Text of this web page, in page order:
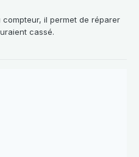
il permet de réparer
cassé.